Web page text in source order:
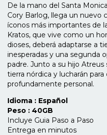
De la mano del Santa
Cory Barlog, llega un nuevo
íconos más importantes de
Kratos, que vive como un
dioses, deberá adaptarse a
inesperadas y una segunda
padre. Junto a su hijo Atreus
tierra nórdica y lucharán
profundamente personal.
Idioma : Español
Peso : 40GB
Incluye Guia Paso a Paso
Entrega en minutos